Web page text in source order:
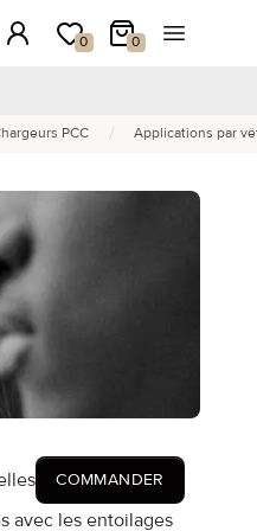
Connexion
0
Ma wishlist
0
Mon panierOuvrir le
PCC / Applications par
COMMANDER
avec les entoilages